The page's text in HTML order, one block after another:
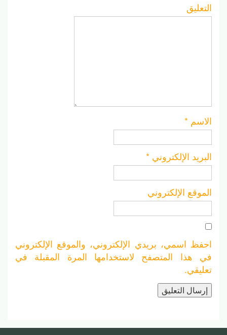
التعليق
الاسم *
البريد الإلكتروني *
الموقع الإلكتروني
احفظ اسمي، بريدي الإلكتروني، والموقع الإلكتروني
في هذا المتصفح لاستخدامها المرة المقبلة في
تعليقي.